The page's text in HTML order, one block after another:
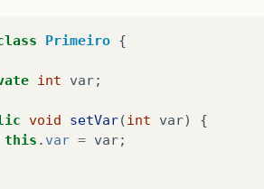
Primeiro {
int var;
void setVar(int var)
{
this . var = var;